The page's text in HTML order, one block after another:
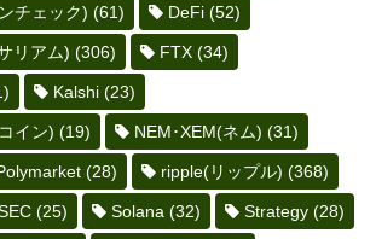
チェック) (61) DeFi (52)
リアム) (306) FTX (34)
Kalshi (23)
イン) (19) NEM･XEM(ネム) (31)
(28) ripple(リップル) (368)
(25) Solana (32) Strategy (28)